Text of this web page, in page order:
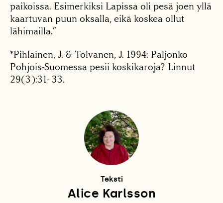
paikoissa. Esimerkiksi Lapissa oli pesä joen yllä
kaartuvan puun oksalla, eikä koskea ollut
lähimailla.”
*Pihlainen, J. & Tolvanen, J. 1994: Paljonko
Pohjois-Suomessa pesii koskikaroja? Linnut
29(3):31- 33.
Teksti
Alice Karlsson